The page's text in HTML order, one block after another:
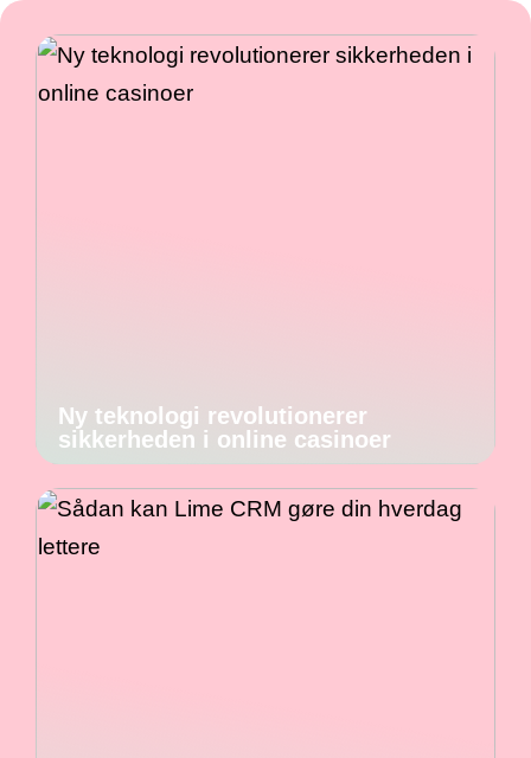
Ny teknologi revolutionerer
sikkerheden i online casinoer